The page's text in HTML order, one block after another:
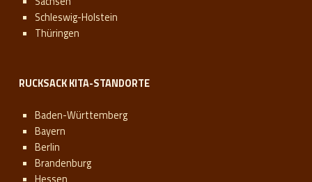
Schleswig-Holstein
Thüringen
RUCKSACK KITA-STANDORTE
Baden-Württemberg
Bayern
Berlin
Brandenburg